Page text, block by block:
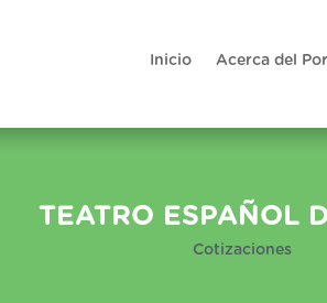
Inicio Acerca del
TEATRO ESPAÑOL
Cotizaciones